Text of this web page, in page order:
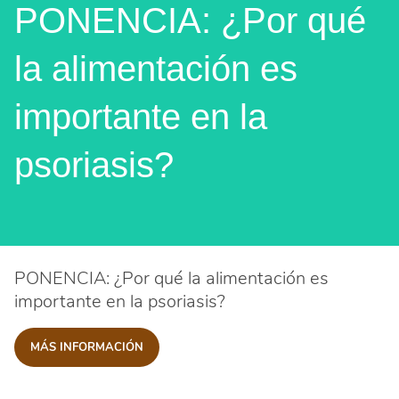
PONENCIA: ¿Por qué
la alimentación es
importante en la
psoriasis?
PONENCIA: ¿Por qué la alimentación es
importante en la psoriasis?
MÁS INFORMACIÓN